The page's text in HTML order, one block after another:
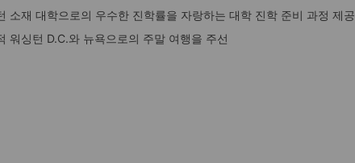
소재 대학으로의 우수한 진학률을 자랑하는 대학 진학 준비 과정 제공
워싱턴 D.C.와 뉴욕으로의 주말 여행을 주선